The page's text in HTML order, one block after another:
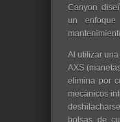
Canyon
un
Al utilizar
AXS
elimina por
mecánicos
bolsas de